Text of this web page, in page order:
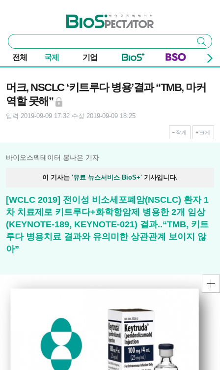
바이오스펙테이터
통
합
검
색
검색
전체 국제 기업
머크, NSCLC ‘키트루다 병용’결과 “TMB, 마커
역할 못해”
입력 2019-09-09 17:32 수정 2019-09-09 18:25
작게 크게
바이오스펙테이터 봉나은 기자
이 기사는 '유료 뉴스서비스 BioS+' 기사입니다.
[WCLC 2019] 전이성 비소세포폐암(NSCLC) 환자 1
차 치료제로 키트루다+화학항암제 병용한 2개 임상
(KEYNOTE-189, KEYNOTE-021) 결과..“TMB, 키트
루다 병용치료 결과와 유의미한 상관관계 보이지 않
아”